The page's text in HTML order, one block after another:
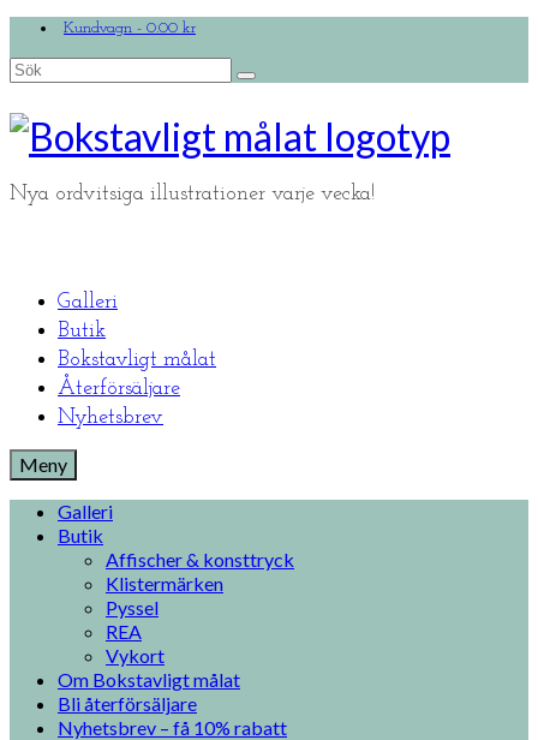
Kundvagn - 0.00 kr
Search
Nya ordvitsiga illustrationer varje vecka!
Galleri
Butik
Bokstavligt målat
Återförsäljare
Nyhetsbrev
Meny
Galleri
Butik
Affischer & konsttryck
Klistermärken
Pyssel
REA
Vykort
Om Bokstavligt målat
Bli återförsäljare
Nyhetsbrev – få 10% rabatt